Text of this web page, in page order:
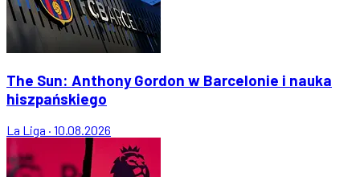
The Sun: Anthony Gordon w Barcelonie i nauka
hiszpańskiego
La Liga · 10.08.2026